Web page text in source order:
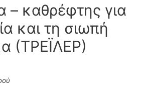
– καθρέφτης για
και τη σιωπή
(ΤΡΕΪΛΕΡ)